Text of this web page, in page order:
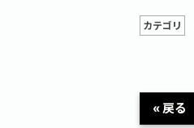
カテゴリ
« 戻る